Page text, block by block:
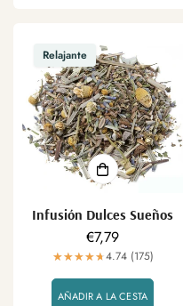
Relajante
Infusión Dulces Sueños
Precio
regular
€7,79
4.74 (175)
AÑADIR A LA CESTA